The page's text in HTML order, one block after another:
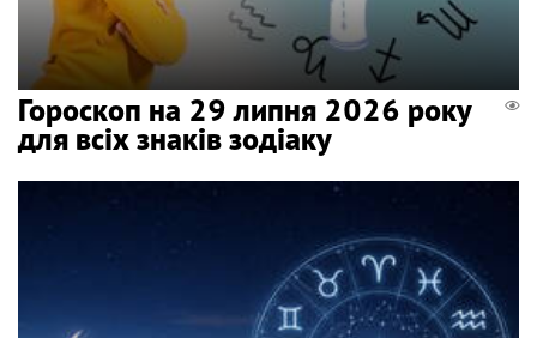
Гороскоп на 29 липня 2026 року
для всіх знаків зодіаку